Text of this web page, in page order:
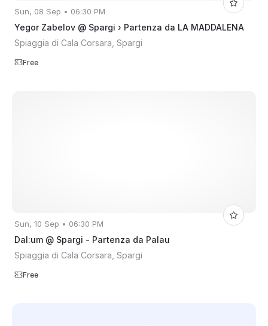
Sun, 08 Sep • 06:30 PM
Yegor Zabelov @ Spargi › Partenza da LA MADDALENA
Spiaggia di Cala Corsara, Spargi
Free
Sun, 10 Sep • 06:30 PM
Dal:um @ Spargi - Partenza da Palau
Spiaggia di Cala Corsara, Spargi
Free